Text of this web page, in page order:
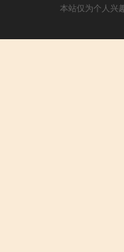
本站仅为个人兴